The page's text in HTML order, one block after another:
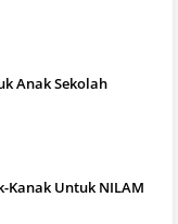
Anak Sekolah
Kanak Untuk NILAM